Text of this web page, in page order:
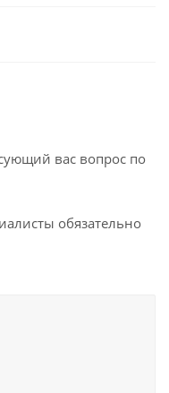
вас вопрос по
обязательно